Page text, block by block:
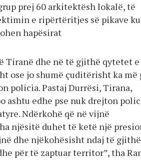
prej 60 arkitektësh lokalë, të
e ripërtëritjes së pikave
hapësirat
Tiranë dhe në të gjithë qytetet e
ose jo shumë çuditërisht ka më
policia. Pastaj Durrësi, Tirana,
ashtu edhe pse nuk drejton
Ndërkohë që në vijnë
njësitë duhet të ketë një
dhe njëkohësisht ndaj të gjithë
për të zaptuar territor”, tha